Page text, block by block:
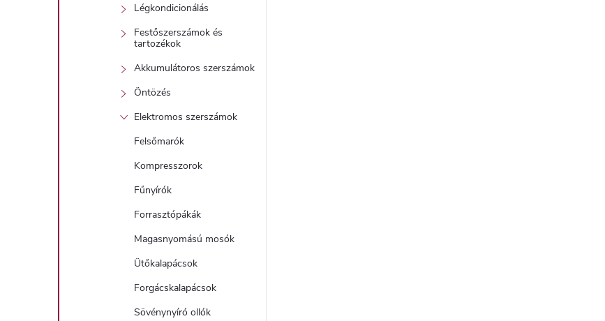
Légkondicionálás
Festőszerszámok és
tartozékok
Akkumulátoros szerszámok
Öntözés
Elektromos szerszámok
Felsőmarók
Kompresszorok
Fűnyírók
Forrasztópákák
Magasnyomású mosók
Ütőkalapácsok
Forgácskalapácsok
Sövénynyíró ollók